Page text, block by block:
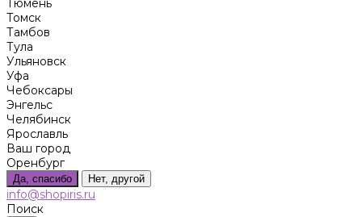
Тюмень
Томск
Тамбов
Тула
Ульяновск
Уфа
Чебоксары
Энгельс
Челябинск
Ярославль
Ваш город
Оренбург
Да, спасибо Нет, другой
info@shopiris.ru
Поиск